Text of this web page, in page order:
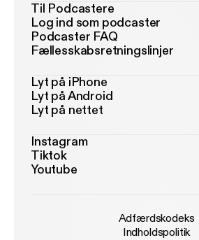
Til Podcastere
Log ind som podcaster
Podcaster FAQ
Fællesskabsretningslinjer
Lyt på iPhone
Lyt på Android
Lyt på nettet
Instagram
Tiktok
Youtube
Adfærdskodeks
Indholdspolitik